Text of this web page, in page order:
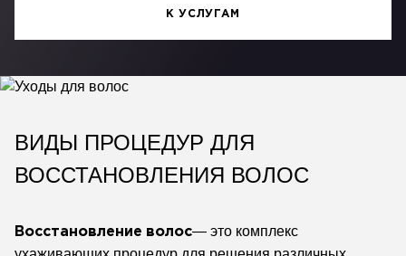
К УСЛУГАМ
ВИДЫ ПРОЦЕДУР ДЛЯ
ВОССТАНОВЛЕНИЯ ВОЛОС
Восстановление волос— это комплекс